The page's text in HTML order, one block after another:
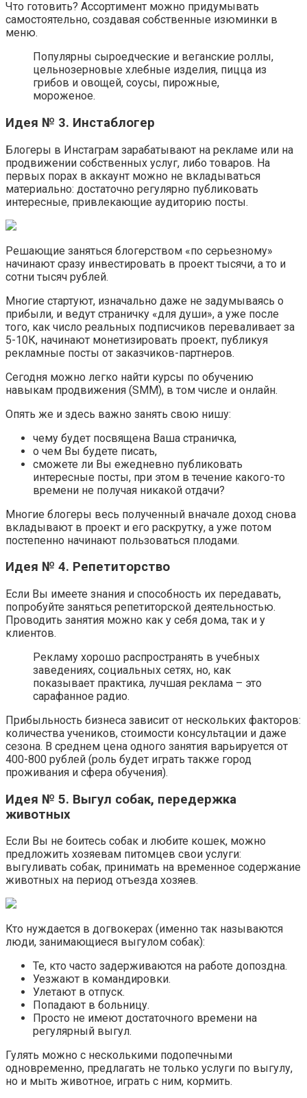
Что готовить? Ассортимент можно придумывать
самостоятельно, создавая собственные изюминки в
меню.
Популярны сыроедческие и веганские роллы,
цельнозерновые хлебные изделия, пицца из
грибов и овощей, соусы, пирожные,
мороженое.
Идея № 3. Инстаблогер
Блогеры в Инстаграм зарабатывают на рекламе или на
продвижении собственных услуг, либо товаров. На
первых порах в аккаунт можно не вкладываться
материально: достаточно регулярно публиковать
интересные, привлекающие аудиторию посты.
Решающие заняться блогерством «по серьезному»
начинают сразу инвестировать в проект тысячи, а то и
сотни тысяч рублей.
Многие стартуют, изначально даже не задумываясь о
прибыли, и ведут страничку «для души», а уже после
того, как число реальных подписчиков переваливает за
5-10К, начинают монетизировать проект, публикуя
рекламные посты от заказчиков-партнеров.
Сегодня можно легко найти курсы по обучению
навыкам продвижения (SMM), в том числе и онлайн.
Опять же и здесь важно занять свою нишу:
чему будет посвящена Ваша страничка,
о чем Вы будете писать,
сможете ли Вы ежедневно публиковать
интересные посты, при этом в течение какого-то
времени не получая никакой отдачи?
Многие блогеры весь полученный вначале доход снова
вкладывают в проект и его раскрутку, а уже потом
постепенно начинают пользоваться плодами.
Идея № 4. Репетиторство
Если Вы имеете знания и способность их передавать,
попробуйте заняться репетиторской деятельностью.
Проводить занятия можно как у себя дома, так и у
клиентов.
Рекламу хорошо распространять в учебных
заведениях, социальных сетях, но, как
показывает практика, лучшая реклама – это
сарафанное радио.
Прибыльность бизнеса зависит от нескольких факторов:
количества учеников, стоимости консультации и даже
сезона. В среднем цена одного занятия варьируется от
400-800 рублей (роль будет играть также город
проживания и сфера обучения).
Идея № 5. Выгул собак, передержка
животных
Если Вы не боитесь собак и любите кошек, можно
предложить хозяевам питомцев свои услуги:
выгуливать собак, принимать на временное содержание
животных на период отъезда хозяев.
Кто нуждается в догвокерах (именно так называются
люди, занимающиеся выгулом собак):
Те, кто часто задерживаются на работе допоздна.
Уезжают в командировки.
Улетают в отпуск.
Попадают в больницу.
Просто не имеют достаточного времени на
регулярный выгул.
Гулять можно с несколькими подопечными
одновременно, предлагать не только услуги по выгулу,
но и мыть животное, играть с ним, кормить.